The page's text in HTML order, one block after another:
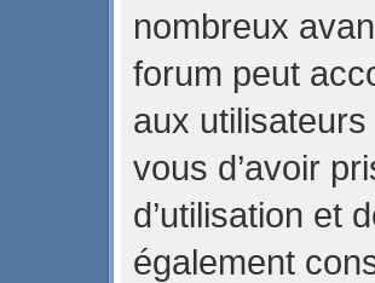
nombreux
forum peut
aux
vous d’avoir
d’utilisation et
également